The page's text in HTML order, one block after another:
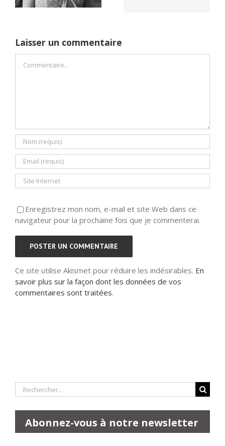
Laisser un commentaire
Enregistrez mon nom, e-mail et site Web dans ce
navigateur pour la prochaine fois que je commenterai.
Ce site utilise Akismet pour réduire les indésirables. En
savoir plus sur la façon dont les données de vos
commentaires sont traitées.
Rechercher:
Abonnez-vous à notre newsletter